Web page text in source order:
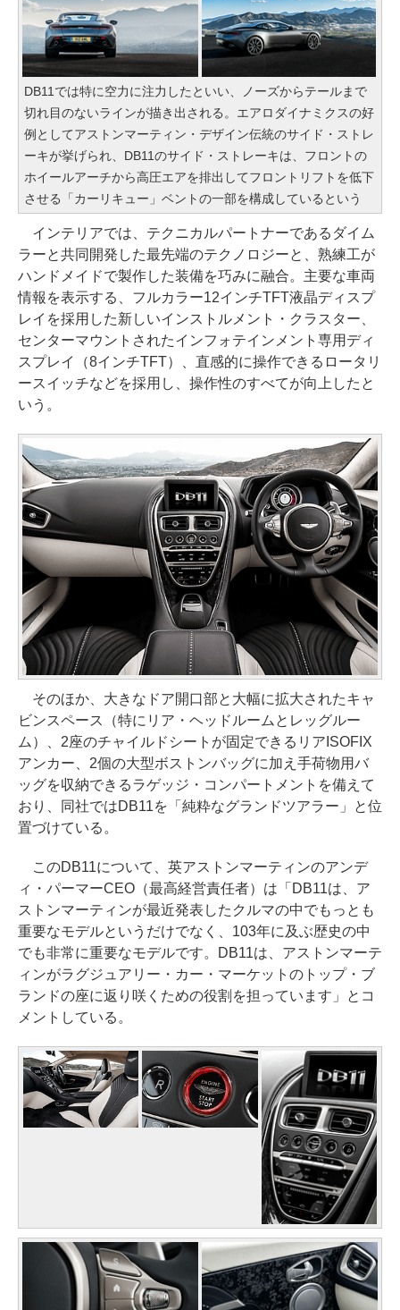
DB11では特に空力に注力したといい、ノーズからテールまで
切れ目のないラインが描き出される。エアロダイナミクスの好
例としてアストンマーティン・デザイン伝統のサイド・ストレ
ーキが挙げられ、DB11のサイド・ストレーキは、フロントの
ホイールアーチから高圧エアを排出してフロントリフトを低下
させる「カーリキュー」ベントの一部を構成しているという
インテリアでは、テクニカルパートナーであるダイム
ラーと共同開発した最先端のテクノロジーと、熟練工が
ハンドメイドで製作した装備を巧みに融合。主要な車両
情報を表示する、フルカラー12インチTFT液晶ディスプ
レイを採用した新しいインストルメント・クラスター、
センターマウントされたインフォテインメント専用ディ
スプレイ（8インチTFT）、直感的に操作できるロータリ
ースイッチなどを採用し、操作性のすべてが向上したと
いう。
そのほか、大きなドア開口部と大幅に拡大されたキャ
ビンスペース（特にリア・ヘッドルームとレッグルー
ム）、2座のチャイルドシートが固定できるリアISOFIX
アンカー、2個の大型ボストンバッグに加え手荷物用バ
ッグを収納できるラゲッジ・コンパートメントを備えて
おり、同社ではDB11を「純粋なグランドツアラー」と位
置づけている。
このDB11について、英アストンマーティンのアンデ
ィ・パーマーCEO（最高経営責任者）は「DB11は、ア
ストンマーティンが最近発表したクルマの中でもっとも
重要なモデルというだけでなく、103年に及ぶ歴史の中
でも非常に重要なモデルです。DB11は、アストンマーテ
ィンがラグジュアリー・カー・マーケットのトップ・ブ
ランドの座に返り咲くための役割を担っています」とコ
メントしている。